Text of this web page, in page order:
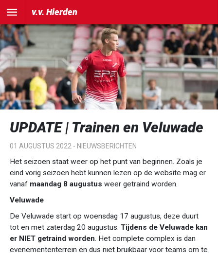
v.v. Hierden
UPDATE | Trainen en Veluwade
01 AUGUSTUS 2022 - NIEUWSBERICHTEN
Het seizoen staat weer op het punt van beginnen. Zoals je
eind vorig seizoen hebt kunnen lezen op de website mag er
vanaf maandag 8 augustus weer getraind worden.
Veluwade
De Veluwade start op woensdag 17 augustus, deze duurt
tot en met zaterdag 20 augustus. Tijdens de Veluwade kan
er NIET getraind worden. Het complete complex is dan
evenemententerrein en dus niet bruikbaar voor teams om te